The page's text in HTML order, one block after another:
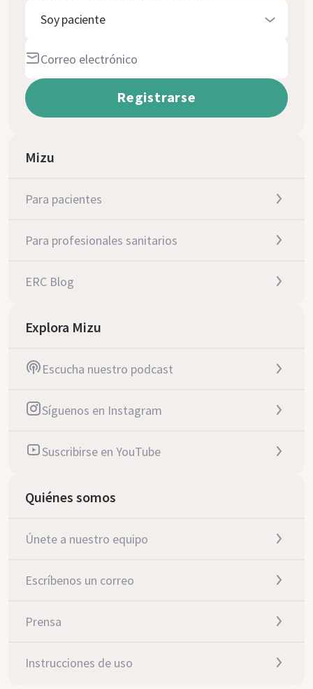
Soy paciente
Mizu
Para pacientes
Para profesionales sanitarios
ERC Blog
Explora Mizu
Escucha nuestro podcast
Síguenos en Instagram
Suscribirse en YouTube
Quiénes somos
Únete a nuestro equipo
Escríbenos un correo
Prensa
Instrucciones de uso